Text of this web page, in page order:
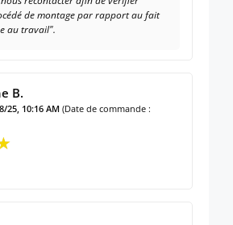
de montage par rapport au fait
au travail".
B.
25, 10:16 AM (Date de commande :